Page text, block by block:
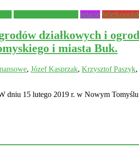
relacje
działkowych i
i miasta Buk.
, Józef Kasprzak, Krzysztof Paszyk,
15 lutego 2019 r. w Nowym Tomyślu